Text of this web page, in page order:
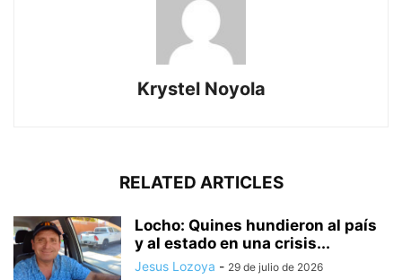
Krystel Noyola
RELATED ARTICLES
Locho: Quines hundieron al país
y al estado en una crisis...
Jesus Lozoya - 29 de julio de 2026